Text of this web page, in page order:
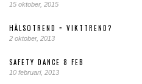
15 oktober, 2015
HÄLSOTREND = VIKTTREND?
2 oktober, 2013
SAFETY DANCE 8 FEB
10 februari, 2013